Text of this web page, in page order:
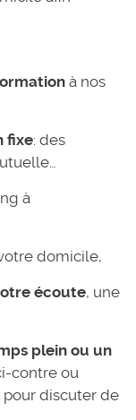
à nos
fixe: des
à
domicile,
écoute, une
plein ou un
contre ou
discuter de